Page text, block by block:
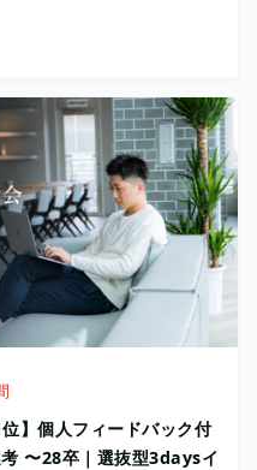
】個人フィードバック付
〜28卒｜選抜型3daysイ